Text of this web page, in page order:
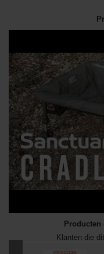
Producten
Klanten die